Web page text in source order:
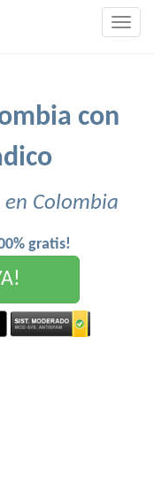
con
en Colombia
gratis!